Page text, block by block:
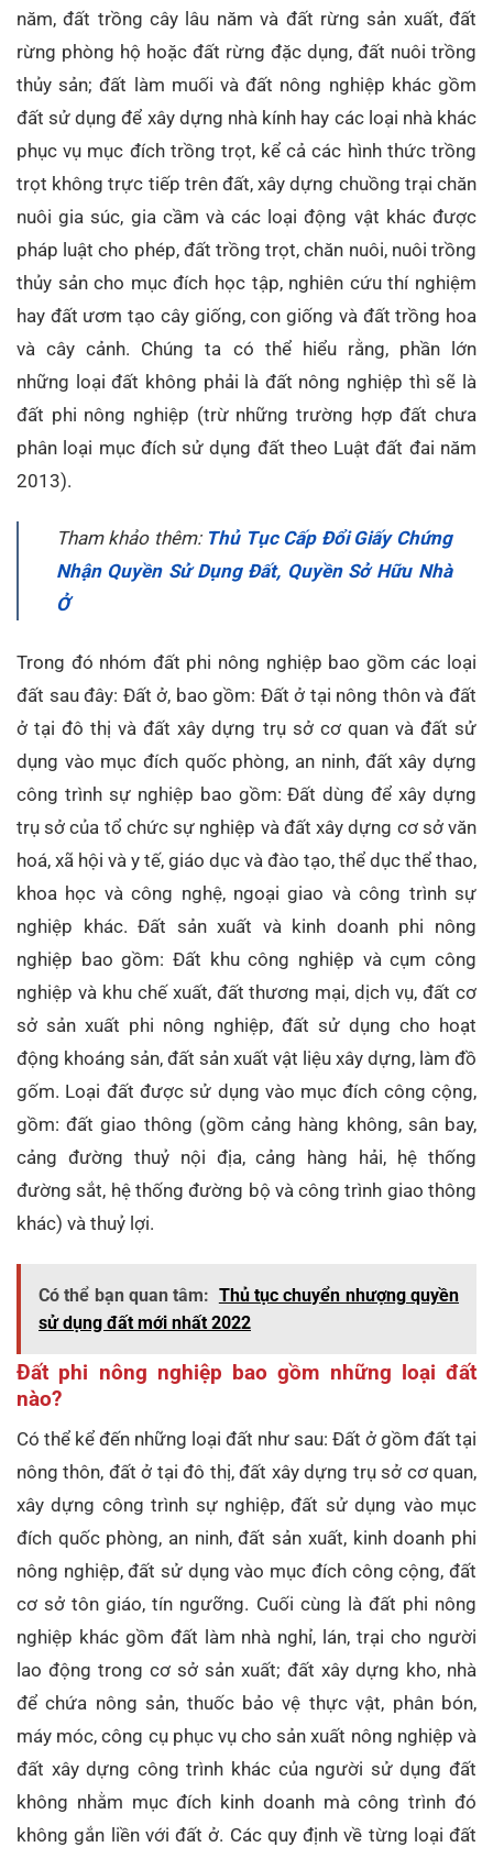
năm, đất trồng cây lâu năm và đất rừng sản xuất, đất
rừng phòng hộ hoặc đất rừng đặc dụng, đất nuôi trồng
thủy sản; đất làm muối và đất nông nghiệp khác gồm
đất sử dụng để xây dựng nhà kính hay các loại nhà khác
phục vụ mục đích trồng trọt, kể cả các hình thức trồng
trọt không trực tiếp trên đất, xây dựng chuồng trại chăn
nuôi gia súc, gia cầm và các loại động vật khác được
pháp luật cho phép, đất trồng trọt, chăn nuôi, nuôi trồng
thủy sản cho mục đích học tập, nghiên cứu thí nghiệm
hay đất ươm tạo cây giống, con giống và đất trồng hoa
và cây cảnh. Chúng ta có thể hiểu rằng, phần lớn
những loại đất không phải là đất nông nghiệp thì sẽ là
đất phi nông nghiệp (trừ những trường hợp đất chưa
phân loại mục đích sử dụng đất theo Luật đất đai năm
2013).
Tham khảo thêm: Thủ Tục Cấp Đổi Giấy Chứng
Nhận Quyền Sử Dụng Đất, Quyền Sở Hữu Nhà
Ở
Trong đó nhóm đất phi nông nghiệp bao gồm các loại
đất sau đây: Đất ở, bao gồm: Đất ở tại nông thôn và đất
ở tại đô thị và đất xây dựng trụ sở cơ quan và đất sử
dụng vào mục đích quốc phòng, an ninh, đất xây dựng
công trình sự nghiệp bao gồm: Đất dùng để xây dựng
trụ sở của tổ chức sự nghiệp và đất xây dựng cơ sở văn
hoá, xã hội và y tế, giáo dục và đào tạo, thể dục thể thao,
khoa học và công nghệ, ngoại giao và công trình sự
nghiệp khác. Đất sản xuất và kinh doanh phi nông
nghiệp bao gồm: Đất khu công nghiệp và cụm công
nghiệp và khu chế xuất, đất thương mại, dịch vụ, đất cơ
sở sản xuất phi nông nghiệp, đất sử dụng cho hoạt
động khoáng sản, đất sản xuất vật liệu xây dựng, làm đồ
gốm. Loại đất được sử dụng vào mục đích công cộng,
gồm: đất giao thông (gồm cảng hàng không, sân bay,
cảng đường thuỷ nội địa, cảng hàng hải, hệ thống
đường sắt, hệ thống đường bộ và công trình giao thông
khác) và thuỷ lợi.
Có thể bạn quan tâm: Thủ tục chuyển nhượng quyền
sử dụng đất mới nhất 2022
Đất phi nông nghiệp bao gồm những loại đất
nào?
Có thể kể đến những loại đất như sau: Đất ở gồm đất tại
nông thôn, đất ở tại đô thị, đất xây dựng trụ sở cơ quan,
xây dựng công trình sự nghiệp, đất sử dụng vào mục
đích quốc phòng, an ninh, đất sản xuất, kinh doanh phi
nông nghiệp, đất sử dụng vào mục đích công cộng, đất
cơ sở tôn giáo, tín ngưỡng. Cuối cùng là đất phi nông
nghiệp khác gồm đất làm nhà nghỉ, lán, trại cho người
lao động trong cơ sở sản xuất; đất xây dựng kho, nhà
để chứa nông sản, thuốc bảo vệ thực vật, phân bón,
máy móc, công cụ phục vụ cho sản xuất nông nghiệp và
đất xây dựng công trình khác của người sử dụng đất
không nhằm mục đích kinh doanh mà công trình đó
không gắn liền với đất ở. Các quy định về từng loại đất